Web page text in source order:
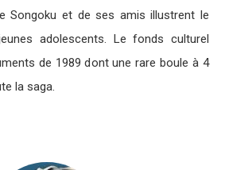
Songoku et de ses amis illustrent le
adolescents. Le fonds culturel
de 1989 dont une rare boule à 4
la saga.